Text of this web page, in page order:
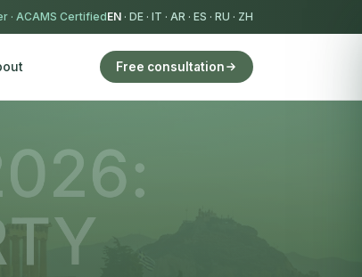
· ACAMS CertifiedEN · DE · IT · AR · ES · RU · ZH
Free consultation